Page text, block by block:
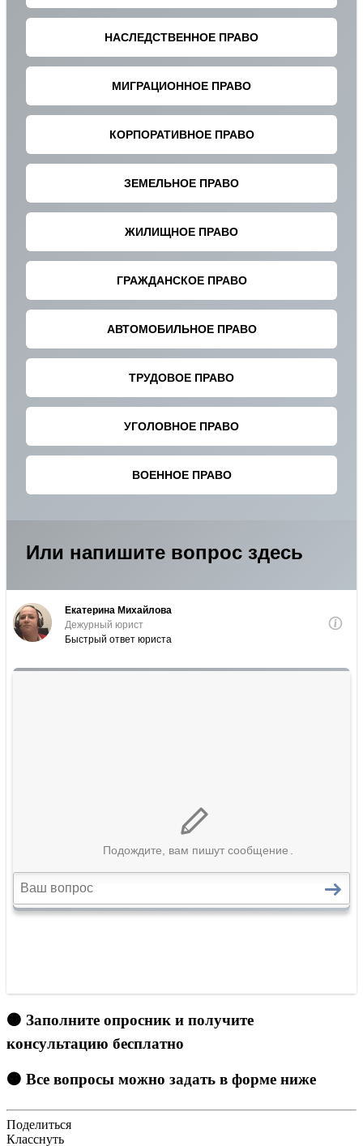
🟠 Заполните опросник и получите
консультацию бесплатно
🟠 Все вопросы можно задать в форме ниже
Поделиться
Класснуть